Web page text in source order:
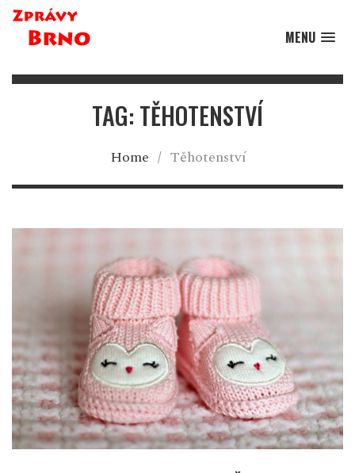
MENU
TAG: TĚHOTENSTVÍ
Home / Těhotenství